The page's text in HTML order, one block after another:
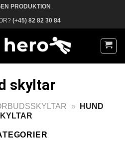
PRODUKTION
(+45) 82 82 30 84
skyltar
»
HUND